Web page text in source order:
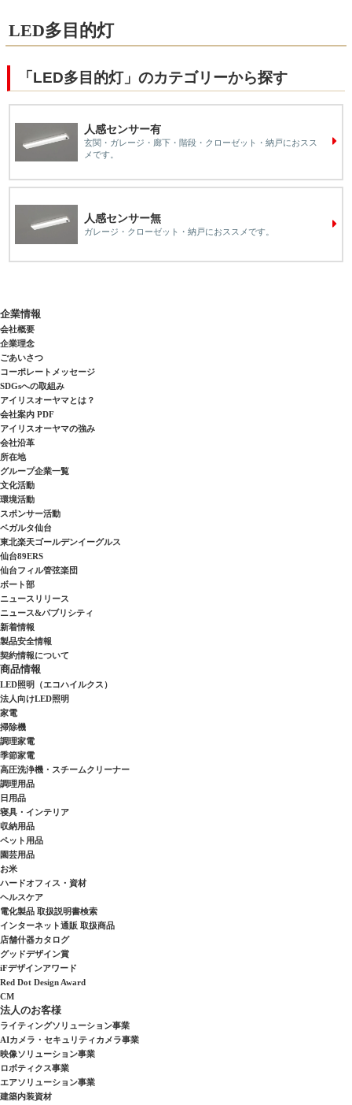
LED多目的灯
「LED多目的灯」のカテゴリーから探す
人感センサー有
玄関・ガレージ・廊下・階段・クローゼット・納戸におスス
メです。
人感センサー無
ガレージ・クローゼット・納戸におススメです。
企業情報
会社概要
企業理念
ごあいさつ
コーポレートメッセージ
SDGsへの取組み
アイリスオーヤマとは？
会社案内 PDF
アイリスオーヤマの強み
会社沿革
所在地
グループ企業一覧
文化活動
環境活動
スポンサー活動
ベガルタ仙台
東北楽天ゴールデンイーグルス
仙台89ERS
仙台フィル管弦楽団
ボート部
ニュースリリース
ニュース&パブリシティ
新着情報
製品安全情報
契約情報について
商品情報
LED照明（エコハイルクス）
法人向けLED照明
家電
掃除機
調理家電
季節家電
高圧洗浄機・スチームクリーナー
調理用品
日用品
寝具・インテリア
収納用品
ペット用品
園芸用品
お米
ハードオフィス・資材
ヘルスケア
電化製品 取扱説明書検索
インターネット通販 取扱商品
店舗什器カタログ
グッドデザイン賞
iFデザインアワード
Red Dot Design Award
CM
法人のお客様
ライティングソリューション事業
AIカメラ・セキュリティカメラ事業
映像ソリューション事業
ロボティクス事業
エアソリューション事業
建築内装資材